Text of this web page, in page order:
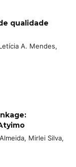
qualidade
A. Mendes,
Mirlei Silva,